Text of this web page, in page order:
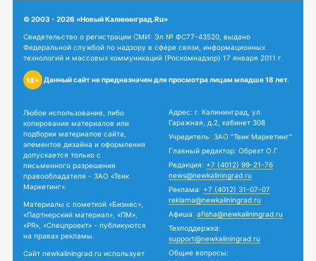
© 2003 - 2026 «Новый Калининград.Ru»
Свидетельство о регистрации СМИ: Эл № ФС77-43520, выдано
Федеральной службой по надзору в сфере связи, информационных
технологий и массовых коммуникаций (Роскомнадзор) 17 января 2011 г.
18+ Данный сайт не предназначен для просмотра лицам младше 18 лет.
Любое использование, либо
копирование материалов или
подборки материалов сайта,
элементов дизайна и оформления
допускается только с
письменного разрешения
правообладателя - ЗАО «Твик
Маркетинг».
Материалы с пометкой «Бизнес»,
«Партнерский материал», «ПМ»,
«PR», «Спецпроект» - публикуются
на правах рекламы.
Сайт newkaliningrad.ru использует
Адрес: г. Калининград, ул.
Гаражная, д.2, кабинет 308
Учредитель: ЗАО "Твик Маркетинг"
Главный редактор: Обрехт О.Г.
Редакция: +7 (4012) 99-21-76
news@newkaliningrad.ru
Реклама: +7 (4012) 31-07-07
reklama@newkaliningrad.ru
Афиша: afisha@newkaliningrad.ru
Техподдержка:
support@newkaliningrad.ru
Общие вопросы: